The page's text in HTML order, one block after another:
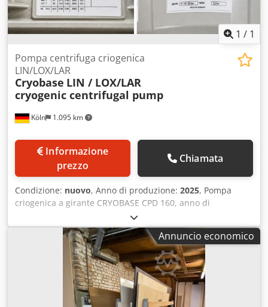
1 / 1
Köln 1.095 km
Pompa centrifuga criogenica
LIN/LOX/LAR
Cryobase LIN / LOX/LAR
cryogenic centrifugal pump
prezzo
Chiamata
Condizione: nuovo, Anno di produzione: 2025, Pompa
criogenica a girante CRYOBASE CPD 160, anno di
fabbricazione 2025 In vendita, una pompa criogenica a
girante CRYOBASE, modello CPD 160, praticamente nuova,
con motore elettrico ad asse orizzontale per azoto liquido /
ossigeno / aria (LIN / LOX / LAR). La pompa non è mai stata
utilizzata, è stata conservata in ambiente asciutto ed è
stata montata solo a scopo di test; tutte le targhette
identificative e le etichette di sicurezza originali sono
presenti. Dati tecnici principali: Tipo: pompa a girante CPD
Annuncio economico